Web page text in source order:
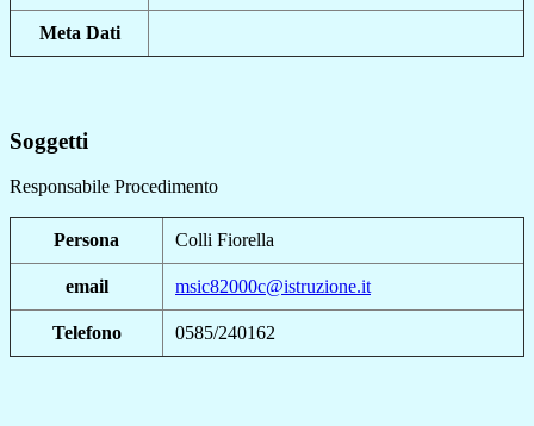
Meta Dati
Soggetti
Responsabile Procedimento
Persona Colli Fiorella
email msic82000c@istruzione.it
Telefono 0585/240162